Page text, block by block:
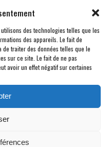
des technologies telles que les
des appareils. Le fait de
traiter des données telles que le
sur ce site. Le fait de ne pas
avoir un effet négatif sur certaines